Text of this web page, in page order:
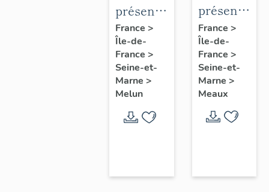
présentation
de
l'étude
du
patrimoine
de
Melun
France >
Île-de-
France >
Seine-et-
Marne >
Melun
de
l'étude
du
patrimoine
de
Meaux
France >
Île-de-
France >
Seine-et-
Marne >
Meaux